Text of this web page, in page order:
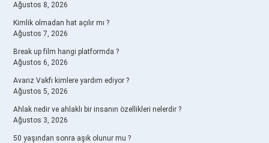
Ağustos 8, 2026
Kimlik olmadan hat açılır mı ?
Ağustos 7, 2026
Break up film hangi platformda ?
Ağustos 6, 2026
Avarız Vakfı kimlere yardım ediyor ?
Ağustos 5, 2026
Ahlak nedir ve ahlaklı bir insanın özellikleri nelerdir ?
Ağustos 3, 2026
50 yaşından sonra aşık olunur mu ?